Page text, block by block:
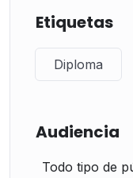
Etiquetas
Diploma
Audiencia
Todo tipo de